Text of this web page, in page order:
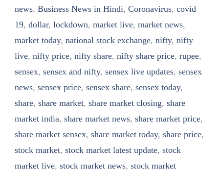
news, Business News in Hindi, Coronavirus, covid
19, dollar, lockdown, market live, market news,
market today, national stock exchange, nifty, nifty
live, nifty price, nifty share, nifty share price, rupee,
sensex, sensex and nifty, sensex live updates, sensex
news, sensex price, sensex share, sensex today,
share, share market, share market closing, share
market india, share market news, share market price,
share market sensex, share market today, share price,
stock market, stock market latest update, stock
market live, stock market news, stock market